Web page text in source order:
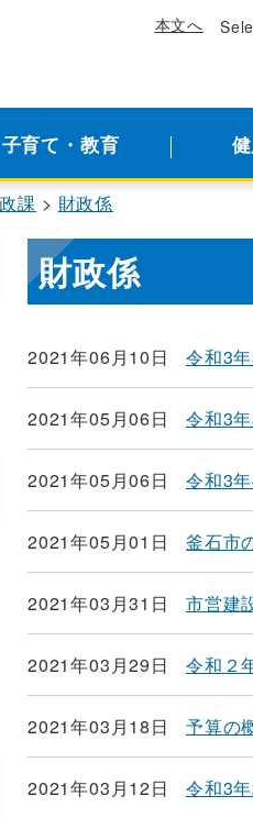
本文へ
子育て・教育
課 財政係
財政係
2021年06月10日 令和3
2021年05月06日 令和3
2021年05月06日 令和3
2021年05月01日 釜石市
2021年03月31日 市営建
2021年03月29日 令和２
2021年03月18日 予算の
2021年03月12日 令和3